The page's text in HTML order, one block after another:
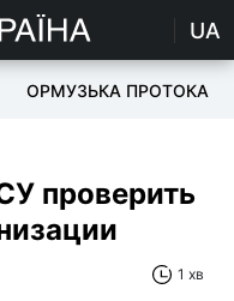
UA
ОРМУЗЬКА ПРОТОКА
проверить
1 хв